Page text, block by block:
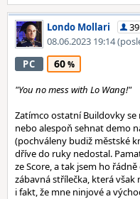
Londo Mollari
08.06.2023 19:14
PC 60
"You no mess with Lo Wang!"
Zatímco ostatní Buildovky
nebo alespoň sehnat demo
(pochváleny budiž městské
dříve do ruky nedostal.
ze Score, a tak jsem ho
zábavná střílečka, která
i fakt, že mne ninjové a